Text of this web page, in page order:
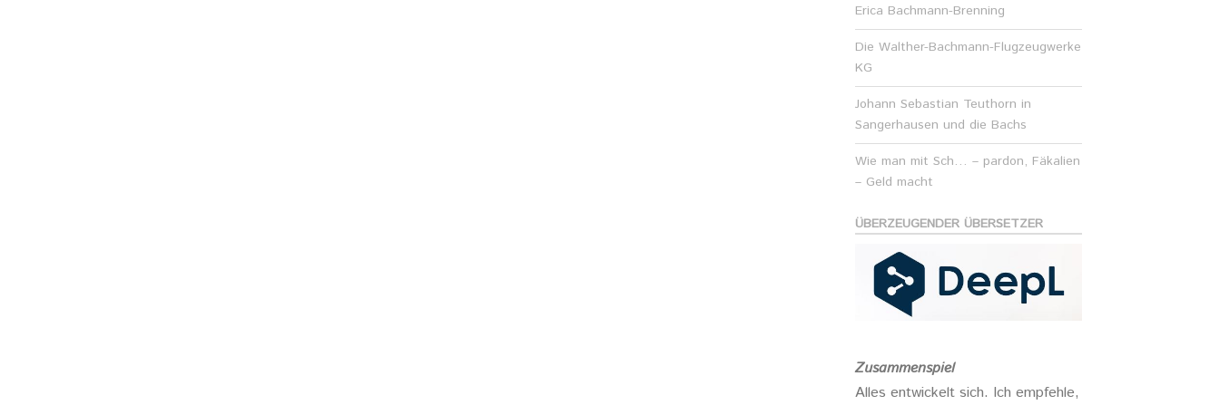
Erica Bachmann-Brenning
Die Walther-Bachmann-Flugzeugwerke
KG
Johann Sebastian Teuthorn in
Sangerhausen und die Bachs
Wie man mit Sch… – pardon, Fäkalien
– Geld macht
ÜBERZEUGENDER ÜBERSETZER
Zusammenspiel
Alles entwickelt sich. Ich empfehle,